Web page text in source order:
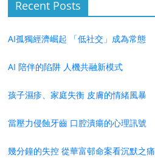
Recent Posts
AI孤獨經濟崛起 「低社交」成為常態
AI 陪伴的陷阱 人機共融新模式
孩子濕疹、家庭失衡 皮膚的情緒風暴
當壓力侵蝕牙齒 口腔潰瘍的心理訊號
幾分鐘的失控 從華富邨命案看沉默之痛